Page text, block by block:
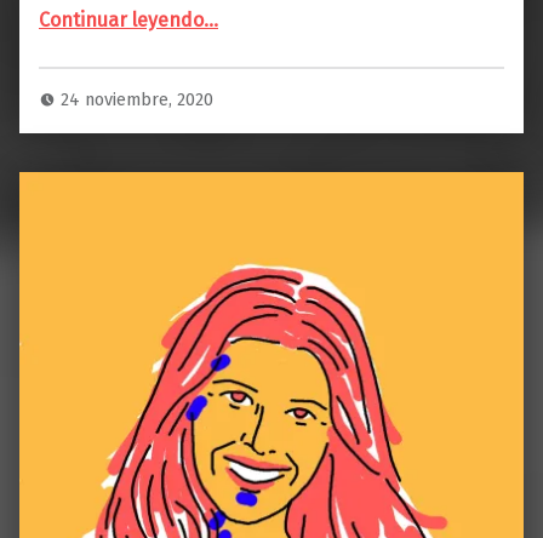
Continuar leyendo…
24 noviembre, 2020